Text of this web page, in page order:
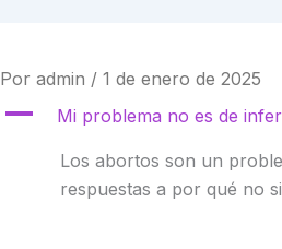
Por admin / 1 de enero de 2025
A Mi problema no es de
Los abortos son un
respuestas a por qué no